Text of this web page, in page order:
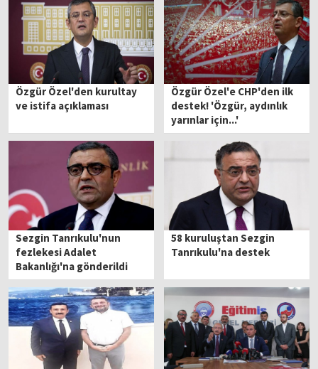
Özgür Özel'den kurultay
ve istifa açıklaması
Özgür Özel'e CHP'den ilk
destek! 'Özgür, aydınlık
yarınlar için...'
Sezgin Tanrıkulu'nun
fezlekesi Adalet
Bakanlığı'na gönderildi
58 kuruluştan Sezgin
Tanrıkulu'na destek